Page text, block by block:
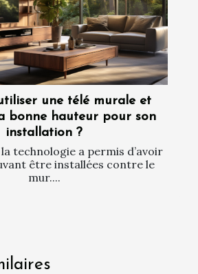
une télé murale et
bonne hauteur pour son
installation ?
la technologie a permis d’avoir
être installées contre le
mur....